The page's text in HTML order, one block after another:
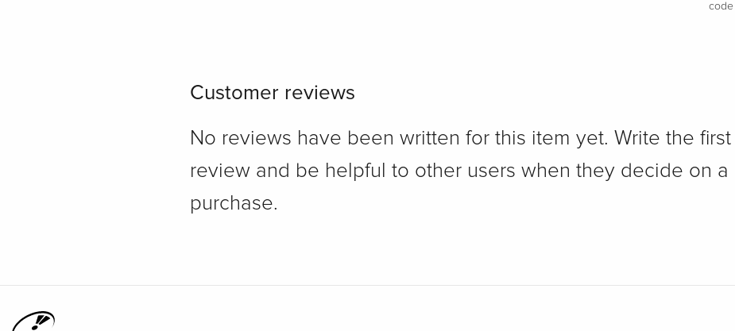
code
Customer reviews
No reviews have been written for this item yet. Write the first
review and be helpful to other users when they decide on a
purchase.